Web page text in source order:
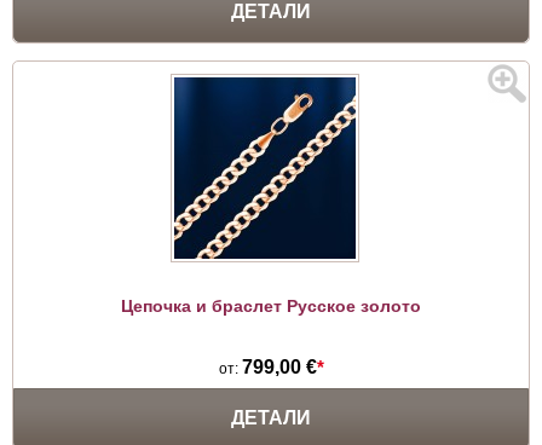
ДЕТАЛИ
Цепочка и браслет Русское золото
от: 799,00 €*
ДЕТАЛИ